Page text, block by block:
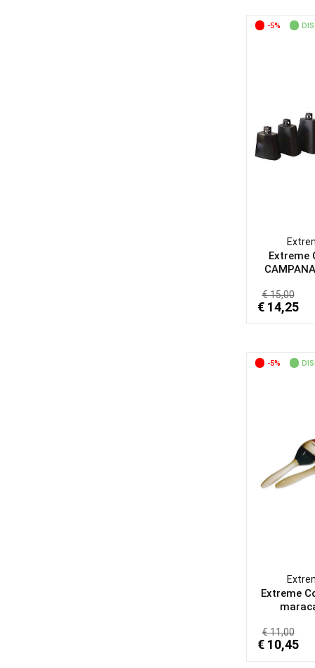
-5%
Extreme
€ 15,00
€ 14,25
-5%
Extreme
€ 11,00
€ 10,45